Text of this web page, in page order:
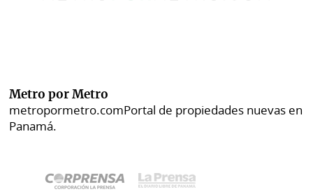
Metro por Metro
metropormetro.comPortal de propiedades nuevas en
Panamá.